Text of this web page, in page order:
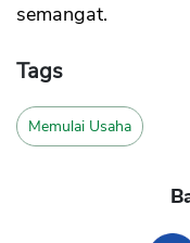
semangat.
Tags
Memulai Usaha